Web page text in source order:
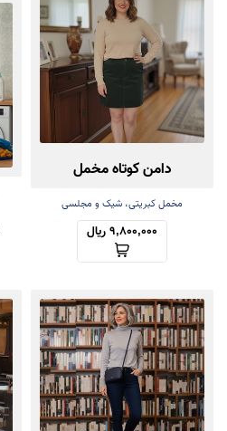
دامن کوتاه مخمل
مخمل کبریتی، شیک و مجلسی
9,800,000 ریال